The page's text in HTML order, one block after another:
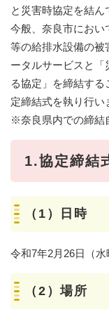
と災害時協定を結ん
今般、奈良市におい
等の給排水設備の被
ータルサービスと
る協定」を締結す
定締結式を執り行い
※奈良県内での締結
1.協定締結
（1）日時
令和7年2月26日（
（2）場所